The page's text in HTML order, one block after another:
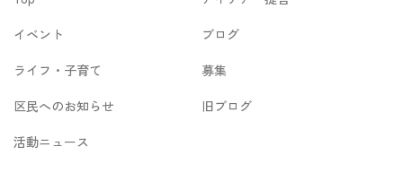
イベント
ブログ
ライフ・子育て
募集
区民へのお知らせ
旧ブログ
活動ニュース